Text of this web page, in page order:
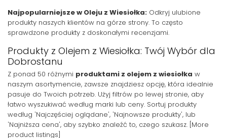
Najpopularniejsze w Oleju z Wiesiołka: Odkryj ulubione
produkty naszych klientów na górze strony. To często
sprawdzone produkty z doskonałymi recenzjami.
Produkty z Olejem z Wiesiołka: Twój Wybór dla
Dobrostanu
Z ponad 50 różnymi produktami z olejem z wiesiołka w
naszym asortymencie, zawsze znajdziesz opcję, która idealnie
pasuje do Twoich potrzeb. Użyj filtrów po lewej stronie, aby
łatwo wyszukiwać według marki lub ceny. Sortuj produkty
według 'Najczęściej oglądane', 'Najnowsze produkty', lub
'Najniższa cena', aby szybko znaleźć to, czego szukasz. [More
product listings]